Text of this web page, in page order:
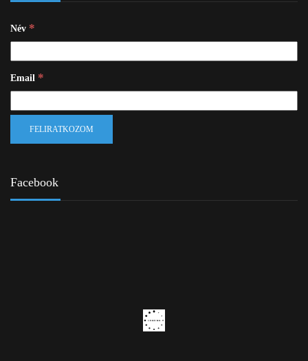
Név *
Email *
Facebook